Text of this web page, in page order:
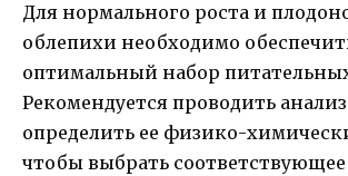
Для нормального роста и
облепихи необходимо
оптимальный набор
Рекомендуется проводить
определить ее физико-
чтобы выбрать